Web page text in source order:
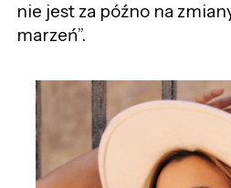
nie jest za późno na
marzeń”.